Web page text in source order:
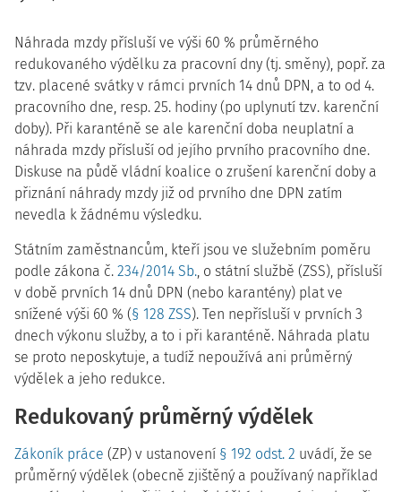
Náhrada mzdy přísluší ve výši 60 % průměrného
redukovaného výdělku za pracovní dny (tj. směny), popř. za
tzv. placené svátky v rámci prvních 14 dnů DPN, a to od 4.
pracovního dne, resp. 25. hodiny (po uplynutí tzv. karenční
doby). Při karanténě se ale karenční doba neuplatní a
náhrada mzdy přísluší od jejího prvního pracovního dne.
Diskuse na půdě vládní koalice o zrušení karenční doby a
přiznání náhrady mzdy již od prvního dne DPN zatím
nevedla k žádnému výsledku.
Státním zaměstnancům, kteří jsou ve služebním poměru
podle zákona č. 234/2014 Sb., o státní službě (ZSS), přísluší
v době prvních 14 dnů DPN (nebo karantény) plat ve
snížené výši 60 % (§ 128 ZSS). Ten nepřísluší v prvních 3
dnech výkonu služby, a to i při karanténě. Náhrada platu
se proto neposkytuje, a tudíž nepoužívá ani průměrný
výdělek a jeho redukce.
Redukovaný průměrný výdělek
Zákoník práce (ZP) v ustanovení § 192 odst. 2 uvádí, že se
průměrný výdělek (obecně zjištěný a používaný například